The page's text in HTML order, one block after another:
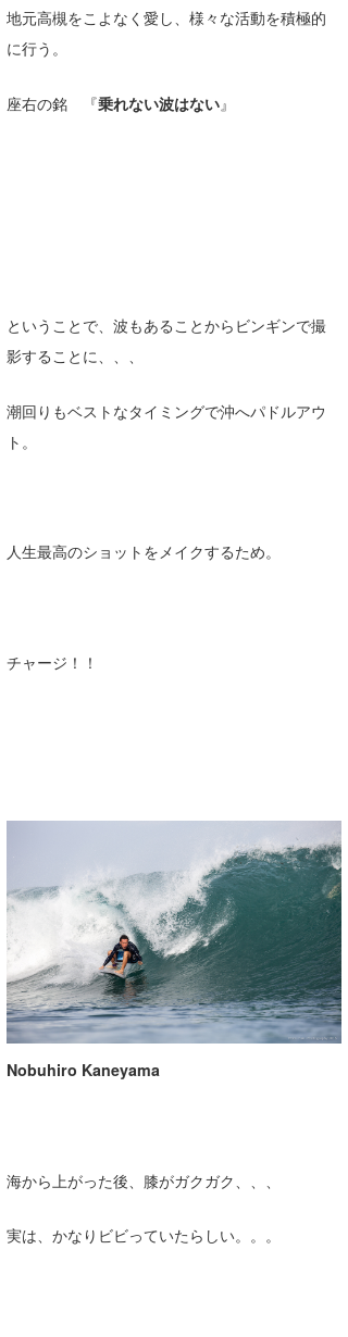
地元高槻をこよなく愛し、様々な活動を積極的
に行う。
座右の銘 『乗れない波はない』
ということで、波もあることからビンギンで撮
影することに、、、
潮回りもベストなタイミングで沖へパドルアウ
ト。
人生最高のショットをメイクするため。
チャージ！！
Nobuhiro Kaneyama
海から上がった後、膝がガクガク、、、
実は、かなりビビっていたらしい。。。